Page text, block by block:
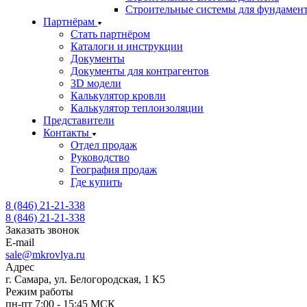
Строительные системы для
Партнёрам
Стать партнёром
Каталоги и инструкции
Документы
Документы для контрагентов
3D модели
Калькулятор кровли
Калькулятор теплоизоляции
Представители
Контакты
Отдел продаж
Руководство
География продаж
Где купить
8 (846) 21-21-338
8 (846) 21-21-338
Заказать звонок
E-mail
sale@mkrovlya.ru
Адрес
г. Самара, ул. Белогородская, 1 К5
Режим работы
пн-пт 7:00 - 15:45 МСК